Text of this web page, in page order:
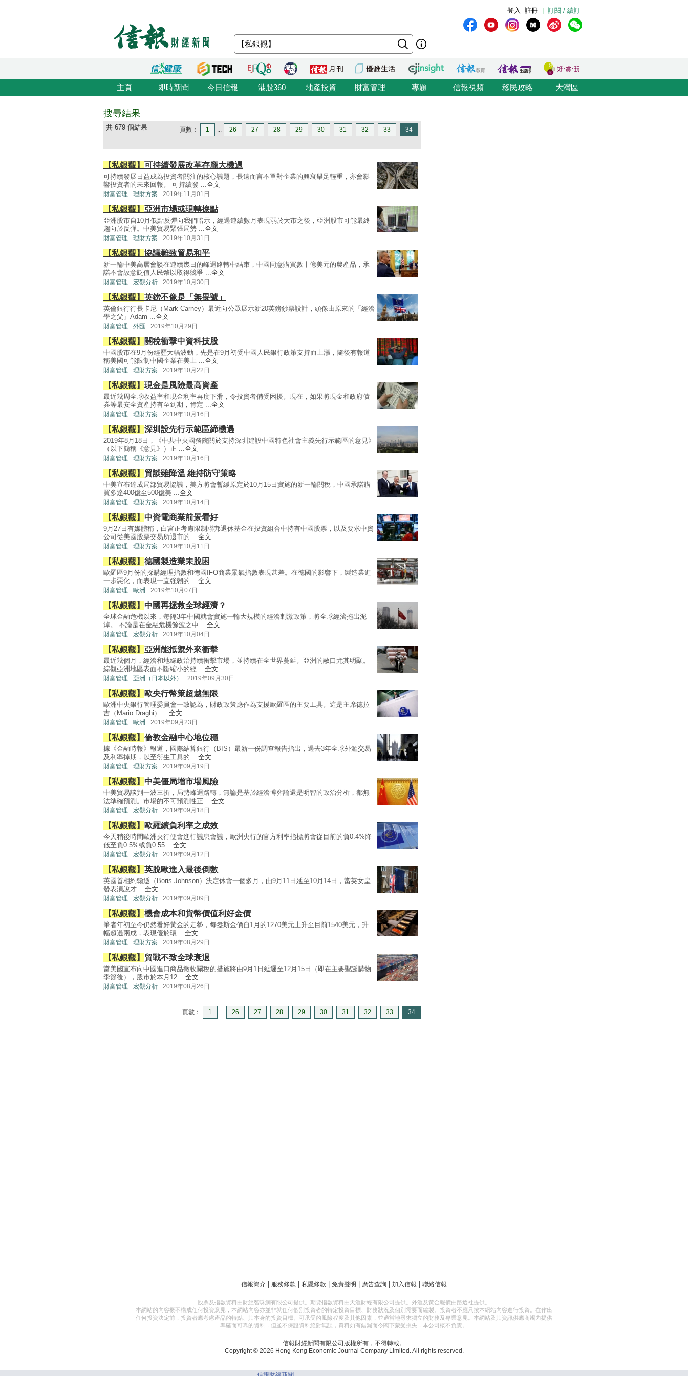
訂閱 / 續訂
註冊
登入
主頁 即時新聞 今日信報 港股360 地產投資 財富管理 專題 信報視頻 移民攻略 大灣區
搜尋結果
共 679 個結果 頁數： 1 ... 26 27 28 29 30 31 32 33 34
【私銀觀】 可持續發展改革存龐大機遇
可持續發展日益成為投資者關注的核心議題，長遠而言不單對企業的興衰舉足輕重，亦會影
響投資者的未來回報。 可持續發 ...全文
財富管理 理財方案 2019年11月01日
【私銀觀】 亞洲市場或現轉捩點
亞洲股市自10月低點反彈向我們暗示，經過連續數月表現弱於大市之後，亞洲股市可能最終
趨向於反彈。中美貿易緊張局勢 ...全文
財富管理 理財方案 2019年10月31日
【私銀觀】 協議難致貿易和平
新一輪中美高層會談在連續幾日的峰迴路轉中結束，中國同意購買數十億美元的農產品，承
諾不會故意貶值人民幣以取得競爭 ...全文
財富管理 宏觀分析 2019年10月30日
【私銀觀】 英鎊不像是「無畏號」
英倫銀行行長卡尼（Mark Carney）最近向公眾展示新20英鎊鈔票設計，頭像由原來的「經濟
學之父」Adam ...全文
財富管理 外匯 2019年10月29日
【私銀觀】 關稅衝擊中資科技股
中國股市在9月份經歷大幅波動，先是在9月初受中國人民銀行政策支持而上漲，隨後有報道
稱美國可能限制中國企業在美上 ...全文
財富管理 理財方案 2019年10月22日
【私銀觀】 現金是風險最高資產
最近幾周全球收益率和現金利率再度下滑，令投資者備受困擾。現在，如果將現金和政府債
券等最安全資產持有至到期，肯定 ...全文
財富管理 理財方案 2019年10月16日
【私銀觀】 深圳設先行示範區締機遇
2019年8月18日，《中共中央國務院關於支持深圳建設中國特色社會主義先行示範區的意見》
（以下簡稱《意見》）正 ...全文
財富管理 理財方案 2019年10月16日
【私銀觀】 貿談雖降溫 維持防守策略
中美宣布達成局部貿易協議，美方將會暫緩原定於10月15日實施的新一輪關稅，中國承諾購
買多達400億至500億美 ...全文
財富管理 理財方案 2019年10月14日
【私銀觀】 中資電商業前景看好
9月27日有媒體稱，白宮正考慮限制聯邦退休基金在投資組合中持有中國股票，以及要求中資
公司從美國股票交易所退市的 ...全文
財富管理 理財方案 2019年10月11日
【私銀觀】 德國製造業未脫困
歐羅區9月份的採購經理指數和德國IFO商業景氣指數表現甚差。在德國的影響下，製造業進
一步惡化，而表現一直強韌的 ...全文
財富管理 歐洲 2019年10月07日
【私銀觀】 中國再拯救全球經濟？
全球金融危機以來，每隔3年中國就會實施一輪大規模的經濟刺激政策，將全球經濟拖出泥
淖。 不論是在金融危機餘波之中 ...全文
財富管理 宏觀分析 2019年10月04日
【私銀觀】 亞洲能抵禦外來衝擊
最近幾個月，經濟和地緣政治持續衝擊市場，並持續在全世界蔓延。亞洲的敞口尤其明顯。
綜觀亞洲地區表面不斷縮小的經 ...全文
財富管理 亞洲（日本以外） 2019年09月30日
【私銀觀】 歐央行幣策超越無限
歐洲中央銀行管理委員會一致認為，財政政策應作為支援歐羅區的主要工具。這是主席德拉
吉（Mario Draghi） ...全文
財富管理 歐洲 2019年09月23日
【私銀觀】 倫敦金融中心地位穩
據《金融時報》報道，國際結算銀行（BIS）最新一份調查報告指出，過去3年全球外滙交易
及利率掉期，以至衍生工具的 ...全文
財富管理 理財方案 2019年09月19日
【私銀觀】 中美僵局增市場風險
中美貿易談判一波三折，局勢峰迴路轉，無論是基於經濟博弈論還是明智的政治分析，都無
法準確預測。市場的不可預測性正 ...全文
財富管理 宏觀分析 2019年09月18日
【私銀觀】 歐羅續負利率之成效
今天稍後時間歐洲央行便會進行議息會議，歐洲央行的官方利率指標將會從目前的負0.4%降
低至負0.5%或負0.55 ...全文
財富管理 宏觀分析 2019年09月12日
【私銀觀】 英脫歐進入最後倒數
英國首相約翰遜（Boris Johnson）決定休會一個多月，由9月11日延至10月14日，當英女皇
發表演說才 ...全文
財富管理 宏觀分析 2019年09月09日
【私銀觀】 機會成本和貨幣價值利好金價
筆者年初至今仍然看好黃金的走勢，每盎斯金價自1月的1270美元上升至目前1540美元，升
幅超過兩成，表現優於環 ...全文
財富管理 理財方案 2019年08月29日
【私銀觀】 貿戰不致全球衰退
當美國宣布向中國進口商品徵收關稅的措施將由9月1日延遲至12月15日（即在主要聖誕購物
季節後），股市於本月12 ...全文
財富管理 宏觀分析 2019年08月26日
頁數： 1 ... 26 27 28 29 30 31 32 33 34
信報簡介 服務條款 私隱條款 免責聲明 廣告查詢 加入信報 聯絡信報
股票及指數資料由財經智珠網有限公司提供。期貨指數資料由天滙財經有限公司提供。外滙及黃金報價由路透社提供。
本網站的內容概不構成任何投資意見，本網站內容亦並非就任何個別投資者的特定投資目標、財務狀況及個別需要而編製。投資者不應只按本網站內容進行投資。在作出
任何投資決定前，投資者應考慮產品的特點、其本身的投資目標、可承受的風險程度及其他因素，並適當地尋求獨立的財務及專業意見。本網站及其資訊供應商竭力提供
準確而可靠的資料，但並不保證資料絕對無誤，資料如有錯漏而令閣下蒙受損失，本公司概不負責。
信報財經新聞有限公司版權所有，不得轉載。
Copyright © 2026 Hong Kong Economic Journal Company Limited. All rights reserved.